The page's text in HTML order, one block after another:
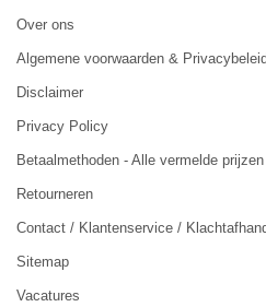
Over ons
Algemene voorwaarden & Privacybeleid
Disclaimer
Privacy Policy
Betaalmethoden - Alle vermelde
Retourneren
Contact / Klantenservice /
Sitemap
Vacatures